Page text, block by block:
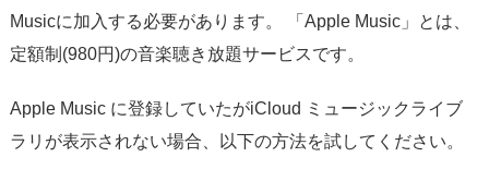
Musicに加入する必要があります。 「Apple Music」とは、
定額制(980円)の音楽聴き放題サービスです。
Apple Music に登録していたがiCloud ミュージックライブ
ラリが表示されない場合、以下の方法を試してください。